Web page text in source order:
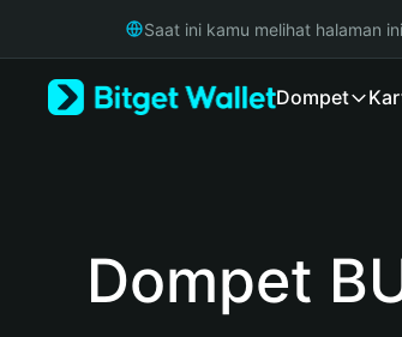
Русский
Saat ini kamu melihat halaman
Dompet
Dompet